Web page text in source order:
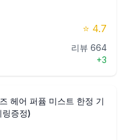
⭐ 4.7
리뷰 664
+3
헤어 퍼퓸 미스트 한정 기
증정)